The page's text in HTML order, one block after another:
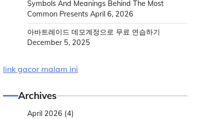
Symbols And Meanings Behind The Most
Common Presents April 6, 2026
아바트레이드 데모계정으로 무료 연습하기
December 5, 2025
link gacor malam ini
Archives
April 2026 (4)